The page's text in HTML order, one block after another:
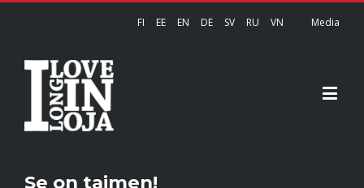
FI EE EN DE SV RU VN Media
Se on taimen!